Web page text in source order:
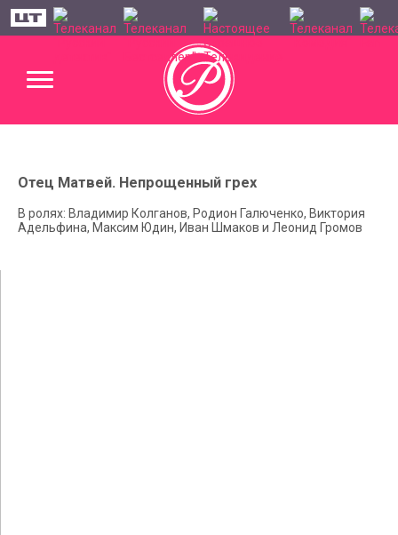
Отец Матвей. Непрощенный грех
В ролях: Владимир Колганов, Родион Галюченко, Виктория
Адельфина, Максим Юдин, Иван Шмаков и Леонид Громов